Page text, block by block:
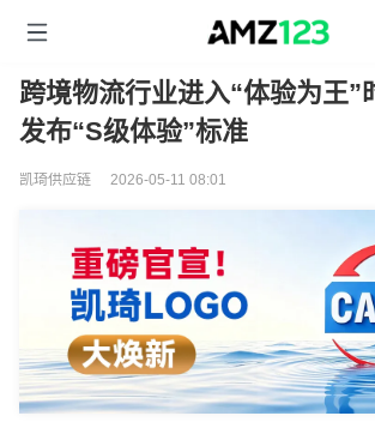
跨境物流行业进入“体验为王”
发布“S级体验”标准
凯琦供应链 2026-05-11 08:01